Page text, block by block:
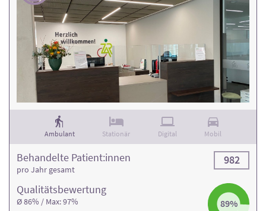
Ambulant Stationär Digital Mobil
Qualitäts­bewertung
Ø 86% / Max: 97% 89%
Behandelte Patient:innen
pro Jahr gesamt
982